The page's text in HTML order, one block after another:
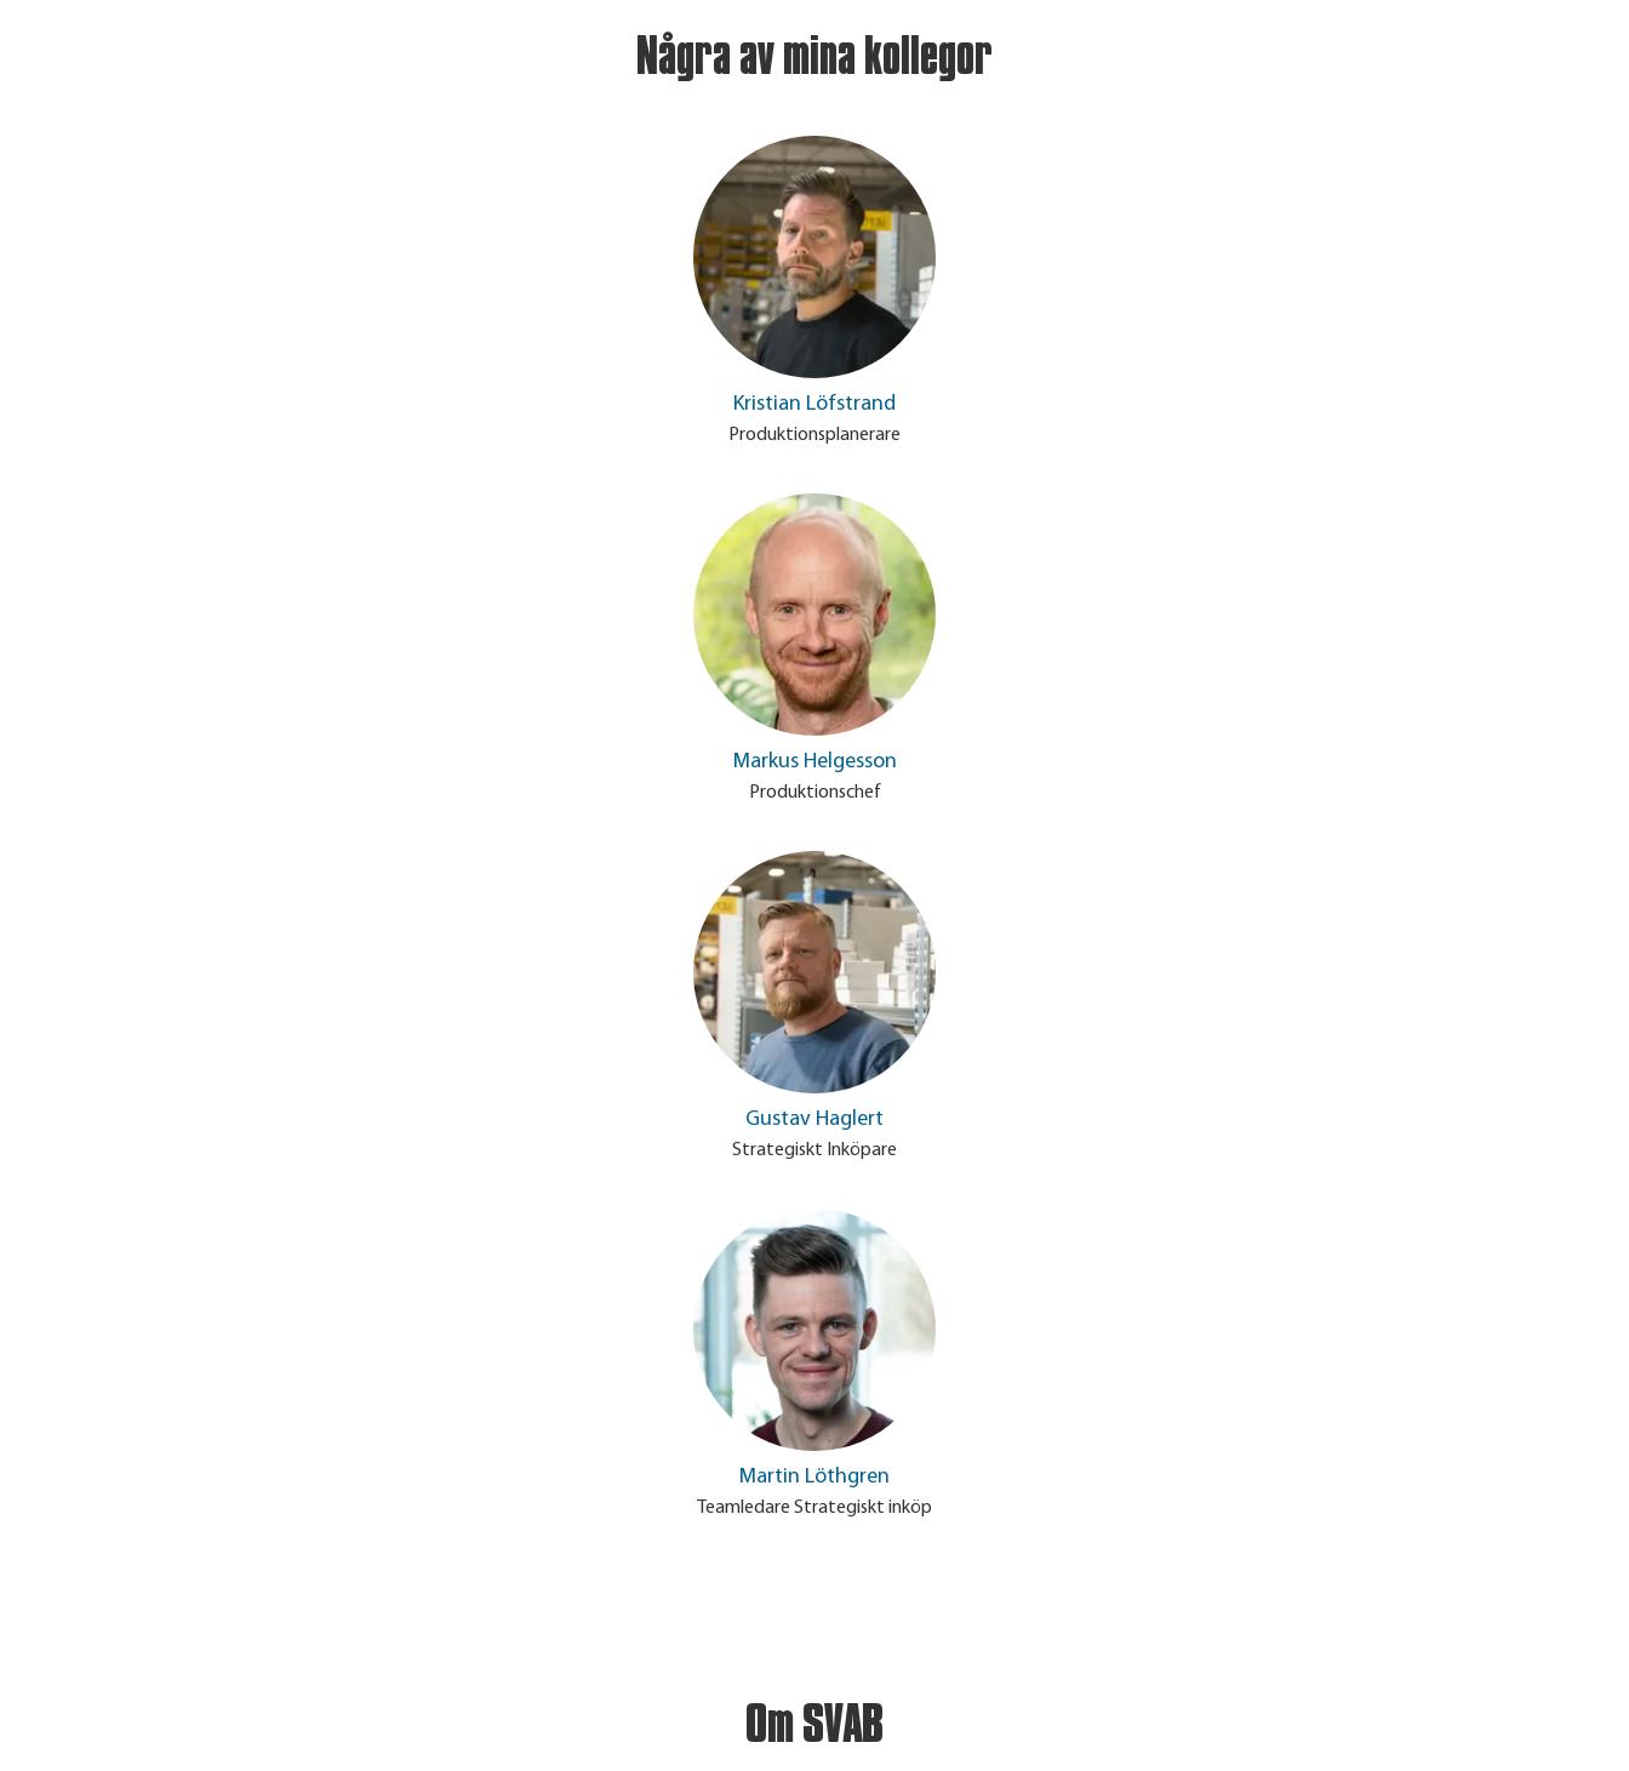
Några av mina kollegor
Kristian Löfstrand
Produktionsplanerare
Markus Helgesson
Produktionschef
Gustav Haglert
Strategiskt Inköpare
Martin Löthgren
Teamledare Strategiskt inköp
Om SVAB